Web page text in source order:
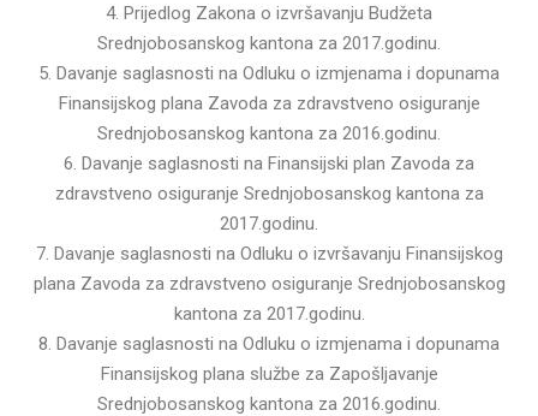
4. Prijedlog Zakona o izvršavanju Budžeta
Srednjobosanskog kantona za 2017.godinu.
5. Davanje saglasnosti na Odluku o izmjenama i dopunama
Finansijskog plana Zavoda za zdravstveno osiguranje
Srednjobosanskog kantona za 2016.godinu.
6. Davanje saglasnosti na Finansijski plan Zavoda za
zdravstveno osiguranje Srednjobosanskog kantona za
2017.godinu.
7. Davanje saglasnosti na Odluku o izvršavanju Finansijskog
plana Zavoda za zdravstveno osiguranje Srednjobosanskog
kantona za 2017.godinu.
8. Davanje saglasnosti na Odluku o izmjenama i dopunama
Finansijskog plana službe za Zapošljavanje
Srednjobosanskog kantona za 2016.godinu.